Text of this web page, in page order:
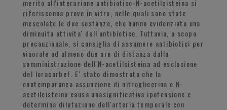
merito all'interazione antibiotico-N-acetilcisteina si
riferisconoa prove in vitro, nelle quali sono state
mescolate le due sostanze, che hanno evidenziato una
diminuita attivita' dell'antibiotico. Tuttavia, a scopo
precauzionale, si consiglia di assumere antibiotici per
viaorale ad almeno due ore di distanza dalla
somministrazione dell'N-acetilcisteina ad esclusione
del loracarbef. E' stato dimostrato che la
contemporanea assunzione di nitroglicerina e N-
acetilcisteina causa unasignificativa ipotensione e
determina dilatazione dell'arteria temporale con